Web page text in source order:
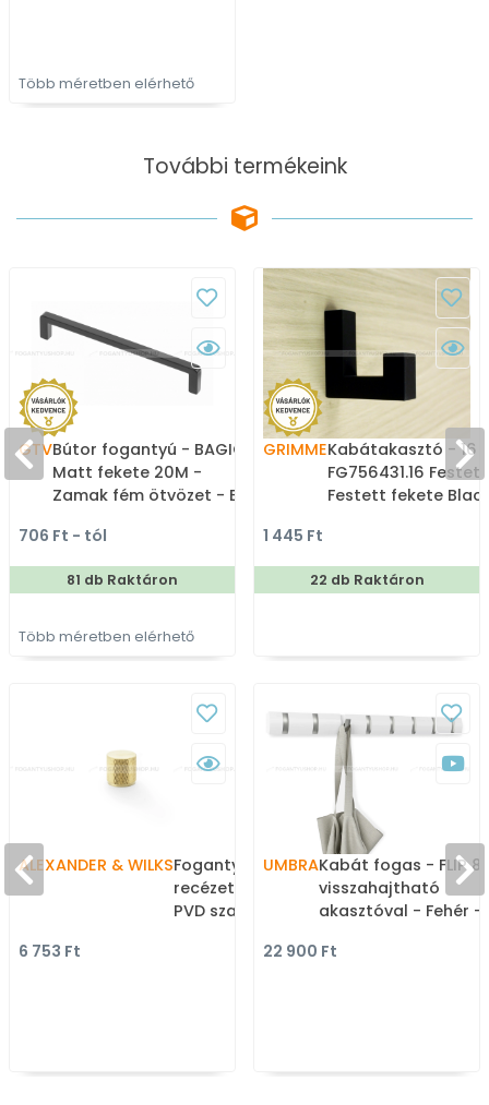
Több méretben elérhető
További termékeink
GTVBútor fogantyú - BAGIO -
Matt fekete 20M -
Zamak fém ötvözet - Egy
színes fém
bútorfogantyú
706 Ft - tól
81 db Raktáron
Több méretben elérhető
GRIMMEKabátakasztó - 16
FG756431.16
Festett fekete
1 445 Ft
22 db Raktáron
ALEXANDER & WILKSFogantyú - Brunel 20 PVD
recézett PVD - 1 furatos -
PVD szatén réz - Réz -
bútorgomb
6 753 Ft
UMBRAKabát fogas - FLIP 8
visszahajtható
akasztóval - Fehér -
szerelhető fogassor,
22 900 Ft